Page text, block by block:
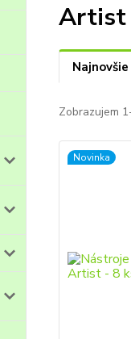
Artist
Najnovšie
Zobrazujem
Novinka